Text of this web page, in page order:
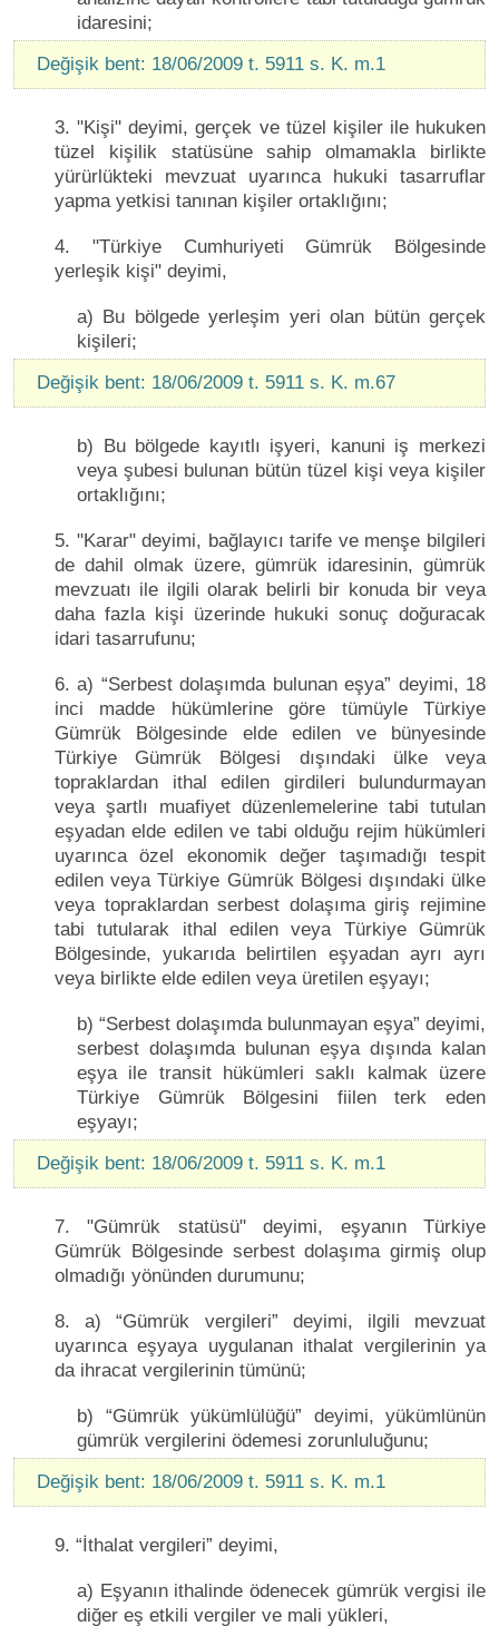
idaresini;
Değişik bent: 18/06/2009 t. 5911 s. K. m.1
3. "Kişi" deyimi, gerçek ve tüzel kişiler ile hukuken
tüzel kişilik statüsüne sahip olmamakla birlikte
yürürlükteki mevzuat uyarınca hukuki tasarruflar
yapma yetkisi tanınan kişiler ortaklığını;
4. "Türkiye Cumhuriyeti Gümrük Bölgesinde
yerleşik kişi" deyimi,
a) Bu bölgede yerleşim yeri olan bütün gerçek
kişileri;
Değişik bent: 18/06/2009 t. 5911 s. K. m.67
b) Bu bölgede kayıtlı işyeri, kanuni iş merkezi
veya şubesi bulunan bütün tüzel kişi veya kişiler
ortaklığını;
5. "Karar" deyimi, bağlayıcı tarife ve menşe bilgileri
de dahil olmak üzere, gümrük idaresinin, gümrük
mevzuatı ile ilgili olarak belirli bir konuda bir veya
daha fazla kişi üzerinde hukuki sonuç doğuracak
idari tasarrufunu;
6. a) “Serbest dolaşımda bulunan eşya” deyimi, 18
inci madde hükümlerine göre tümüyle Türkiye
Gümrük Bölgesinde elde edilen ve bünyesinde
Türkiye Gümrük Bölgesi dışındaki ülke veya
topraklardan ithal edilen girdileri bulundurmayan
veya şartlı muafiyet düzenlemelerine tabi tutulan
eşyadan elde edilen ve tabi olduğu rejim hükümleri
uyarınca özel ekonomik değer taşımadığı tespit
edilen veya Türkiye Gümrük Bölgesi dışındaki ülke
veya topraklardan serbest dolaşıma giriş rejimine
tabi tutularak ithal edilen veya Türkiye Gümrük
Bölgesinde, yukarıda belirtilen eşyadan ayrı ayrı
veya birlikte elde edilen veya üretilen eşyayı;
b) “Serbest dolaşımda bulunmayan eşya” deyimi,
serbest dolaşımda bulunan eşya dışında kalan
eşya ile transit hükümleri saklı kalmak üzere
Türkiye Gümrük Bölgesini fiilen terk eden
eşyayı;
Değişik bent: 18/06/2009 t. 5911 s. K. m.1
7. "Gümrük statüsü" deyimi, eşyanın Türkiye
Gümrük Bölgesinde serbest dolaşıma girmiş olup
olmadığı yönünden durumunu;
8. a) “Gümrük vergileri” deyimi, ilgili mevzuat
uyarınca eşyaya uygulanan ithalat vergilerinin ya
da ihracat vergilerinin tümünü;
b) “Gümrük yükümlülüğü” deyimi, yükümlünün
gümrük vergilerini ödemesi zorunluluğunu;
Değişik bent: 18/06/2009 t. 5911 s. K. m.1
9. “İthalat vergileri” deyimi,
a) Eşyanın ithalinde ödenecek gümrük vergisi ile
diğer eş etkili vergiler ve mali yükleri,